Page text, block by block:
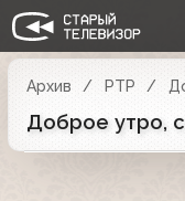
Архив РТР
Доброе утро,